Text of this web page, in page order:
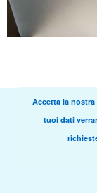
Accetta la
tuoi dati